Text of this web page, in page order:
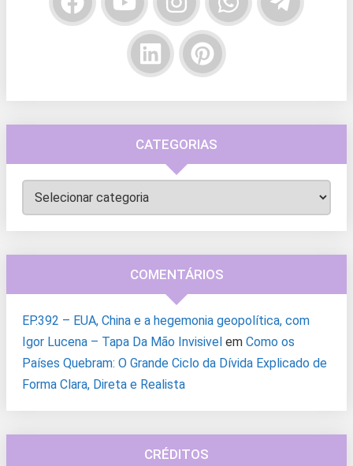
CATEGORIAS
Categorias
COMENTÁRIOS
EP.392 – EUA, China e a hegemonia geopolítica, com
Igor Lucena – Tapa Da Mão Invisivel em Como os
Países Quebram: O Grande Ciclo da Dívida Explicado de
Forma Clara, Direta e Realista
CRÉDITOS